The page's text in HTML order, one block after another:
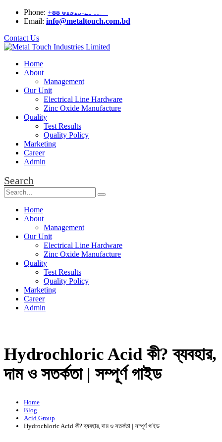
Phone: +88 01919-294826
Email: info@metaltouch.com.bd
Contact Us
Home
About
Management
Our Unit
Electrical Line Hardware
Zinc Oxide Manufacture
Quality
Test Results
Quality Policy
Marketing
Career
Admin
Search
Home
About
Management
Our Unit
Electrical Line Hardware
Zinc Oxide Manufacture
Quality
Test Results
Quality Policy
Marketing
Career
Admin
Hydrochloric Acid কী? ব্যবহার,
দাম ও সতর্কতা | সম্পূর্ণ গাইড
Home
Blog
Acid Group
Hydrochloric Acid কী? ব্যবহার, দাম ও সতর্কতা | সম্পূর্ণ গাইড